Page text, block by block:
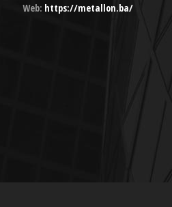
Web: https://metallon.ba/